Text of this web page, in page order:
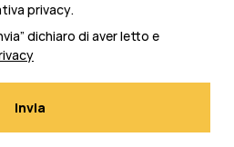
privacy.
dichiaro di aver letto e